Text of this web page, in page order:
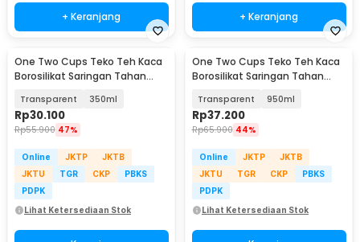
+ Keranjang + Keranjang
One Two Cups Teko Teh Kaca
Borosilikat Saringan Tahan
Transparent 350ml
Rp30.100
Rp55.900 47%
Online JKTP
JKTB
JKTU
TGR CKP
PBKS
PDPK
Lihat Ketersediaan Stok
One Two Cups Teko Teh Kaca
Borosilikat Saringan Tahan
Transparent 950ml
Rp37.200
Rp65.900 44%
Online JKTP
JKTB
JKTU
TGR CKP
PBKS
PDPK
Lihat Ketersediaan Stok